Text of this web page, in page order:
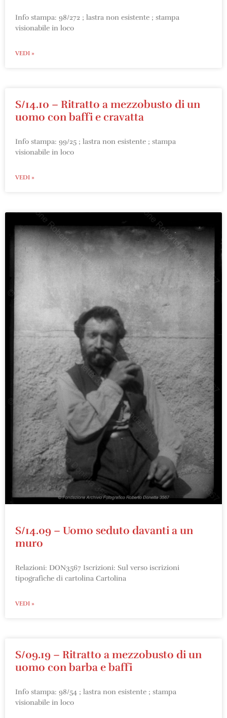
Info stampa: 98/272 ; lastra non esistente ; stampa
visionabile in loco
VEDI »
S/14.10 – Ritratto a mezzobusto di un
uomo con baffi e cravatta
Info stampa: 99/25 ; lastra non esistente ; stampa
visionabile in loco
VEDI »
S/14.09 – Uomo seduto davanti a un
muro
Relazioni: DON3567 Iscrizioni: Sul verso iscrizioni
tipografiche di cartolina Cartolina
VEDI »
S/09.19 – Ritratto a mezzobusto di un
uomo con barba e baffi
Info stampa: 98/54 ; lastra non esistente ; stampa
visionabile in loco